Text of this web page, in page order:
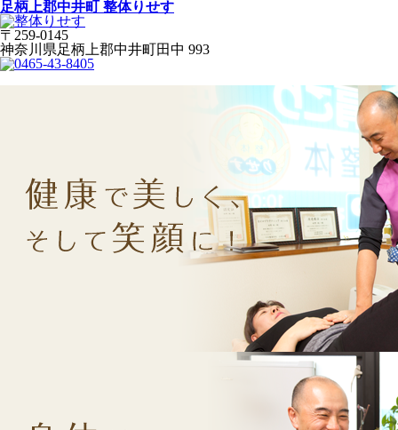
足柄上郡中井町 整体りせす
〒259-0145
神奈川県足柄上郡中井町田中 993